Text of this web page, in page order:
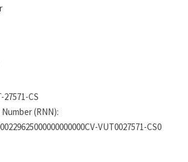
CS
(RNN):
VUT0027571-CS0